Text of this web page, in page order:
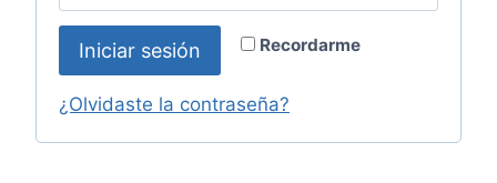
Recordarme
Iniciar sesión
¿Olvidaste la contraseña?